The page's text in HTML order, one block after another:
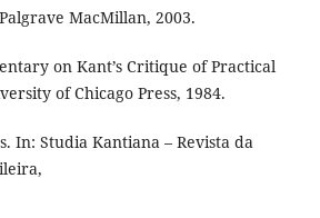
MacMillan, 2003.
on Kant’s Critique of Practical
of Chicago Press, 1984.
In: Studia Kantiana – Revista da